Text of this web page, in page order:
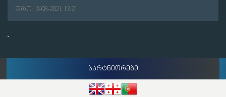
დრო: 3-08-2021, 13:21
პარტნიორები